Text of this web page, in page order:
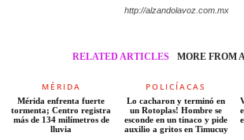
http://alzandolavoz.com.mx
RELATED ARTICLES MORE FROM
MÉRIDA
Mérida enfrenta fuerte
tormenta; Centro registra
más de 134 milímetros de
lluvia
POLICÍACAS
Lo cacharon y terminó en
un Rotoplas! Hombre se
esconde en un tinaco y pide
auxilio a gritos en Timucuy